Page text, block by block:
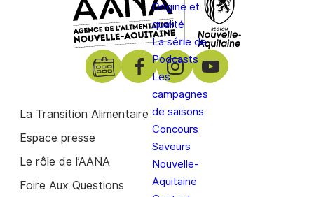
Origine et
qualité
La série de
Podcasts
Les
campagnes
de saisons
Concours
Saveurs
Nouvelle-
Aquitaine
La Transition Alimentaire
Espace presse
Le rôle de l’AANA
Foire Aux Questions